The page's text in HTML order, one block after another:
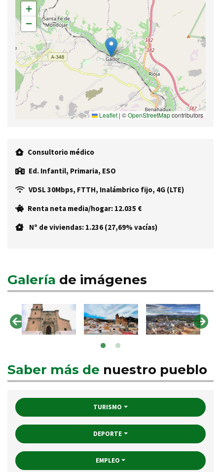
+
−
Leaflet | ©OpenStreetMapcontributors
Consultorio médico
Ed. Infantil, Primaria, ESO
VDSL 30Mbps, FTTH, Inalámbrico fijo, 4G (LTE)
Renta neta media/hogar: 12.035 €
Nº de viviendas: 1.236 (27,69% vacías)
Galería de imágenes
Saber más de nuestro pueblo
TURISMO
DEPORTE
EMPLEO